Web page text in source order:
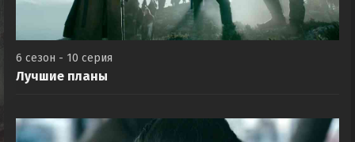
6 сезон - 10 серия
Лучшие планы